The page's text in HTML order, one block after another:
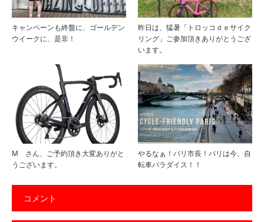
キャンペーンも終盤に、ゴールデン
ウイークに、是非！
昨日は、猛暑「トロッコｄｅサイク
リング」ご参加頂きありがとうござ
います。
М さん、ご予約頂き大変ありがと
うございます。
やるなぁ！パリ市長！パリは今、自
転車パラダイス！！
コメント